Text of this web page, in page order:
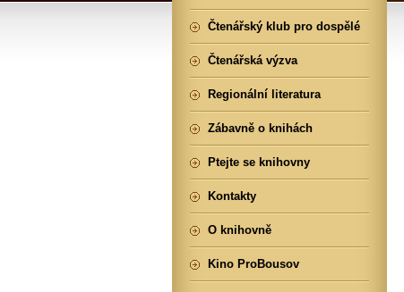
Čtenářský klub pro dospělé
Čtenářská výzva
Regionální literatura
Zábavně o knihách
Ptejte se knihovny
Kontakty
O knihovně
Kino ProBousov